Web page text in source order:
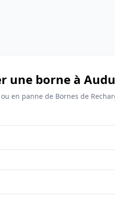
une borne à
en panne de Bornes de